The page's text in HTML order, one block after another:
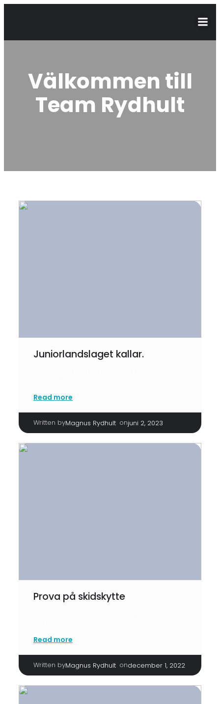
Välkommen till
Team Rydhult
Juniorlandslaget kallar.
Read more
Written byMagnus Rydhult onjuni 2, 2023
Prova på skidskytte
Read more
Written byMagnus Rydhult ondecember 1, 2022